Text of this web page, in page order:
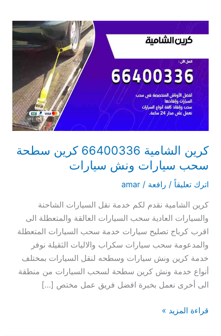
كرين الشامية 66400336 كرين سطحة
سحب سيارات ونش سيارات
اترك تعليقاً / رافعة /
amar
كرين الشامية نقدم لكم خدمة نقل السيارات الشاحنة
والسيارات العادية سحب السيارات العالقة والمتعطلة الى
اقرب كرباج تصليح سيارات خدمة سحب السيارات المتعطلة
والمدعومة سحب سيارات سكراب والاليات الثقيلة نوفر
خدمة كرين ونش سيارات وسطحه لنقل السيارات بمختلف
أنواع خدمة ونش كرين سطحة لسحب السيارات من منطقة
الى أخرى نعمل بخبرة افضل فريق عمل مختص […]
كرين
الشامية
سطحة
سحب
سيارات
ونش
سيارات
قراءة المزيد »